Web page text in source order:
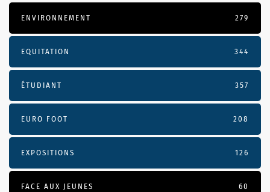
ENVIRONNEMENT 279
EQUITATION 344
ÉTUDIANT 357
EURO FOOT 208
EXPOSITIONS 126
FACE AUX JEUNES 60